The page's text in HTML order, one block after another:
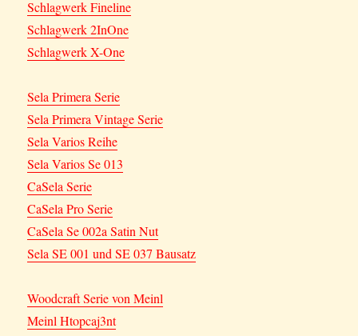
Schlagwerk Fineline
Schlagwerk 2InOne
Schlagwerk X-One
Sela Primera Serie
Sela Primera Vintage Serie
Sela Varios Reihe
Sela Varios Se 013
CaSela Serie
CaSela Pro Serie
CaSela Se 002a Satin Nut
Sela SE 001 und SE 037 Bausatz
Woodcraft Serie von Meinl
Meinl Htopcaj3nt